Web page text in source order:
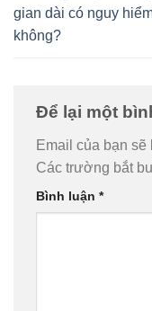
gian dài có nguy
không?
Để lại một
Email của bạn
Các trường bắt
Bình luận *